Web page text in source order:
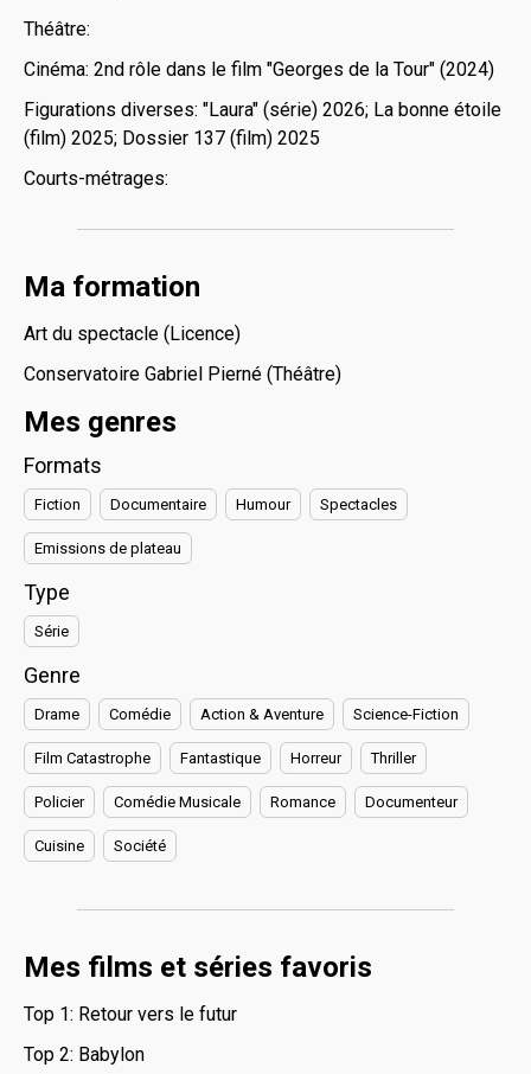
Théâtre:
Cinéma: 2nd rôle dans le film "Georges de la Tour" (2024)
Figurations diverses: "Laura" (série) 2026; La bonne étoile
(film) 2025; Dossier 137 (film) 2025
Courts-métrages:
Ma formation
Art du spectacle (Licence)
Conservatoire Gabriel Pierné (Théâtre)
Mes genres
Formats
Fiction Documentaire Humour Spectacles
Emissions de plateau
Type
Série
Genre
Drame Comédie Action & Aventure Science-Fiction
Film Catastrophe Fantastique Horreur Thriller
Policier Comédie Musicale Romance Documenteur
Cuisine Société
Mes films et séries favoris
Top 1: Retour vers le futur
Top 2: Babylon